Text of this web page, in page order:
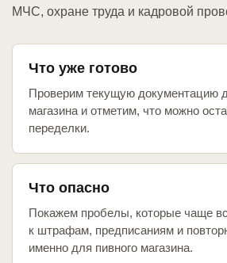
МЧС, охране труда и кадровой
Что уже готово
Проверим текущую документацию
магазина и отметим, что можно
переделки.
Что опасно
Покажем пробелы, которые чаще
к штрафам, предписаниям и
именно для пивного магазина.